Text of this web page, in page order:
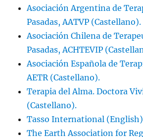
Asociación Argentina de
Pasadas, AATVP (Castellano).
Asociación Chilena de
Pasadas, ACHTEVIP
Asociación Española de
AETR (Castellano).
Terapia del Alma. Doctora
(Castellano).
Tasso International
The Earth Association for